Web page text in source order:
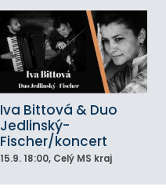
Iva Bittová & Duo
Jedlinský-
Fischer/koncert
15.9. 18:00, Celý MS kraj